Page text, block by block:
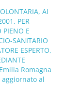
AI
PER
PIENO E
SANITARIO
ESPERTO,
Emilia Romagna
al